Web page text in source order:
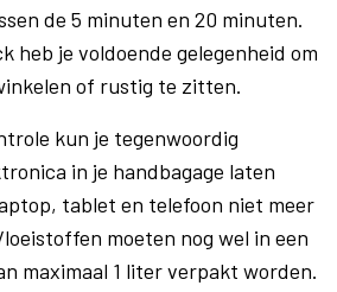
de 5 minuten en 20 minuten.
heb je voldoende gelegenheid om
of rustig te zitten.
kun je tegenwoordig
in je handbagage laten
tablet en telefoon niet meer
moeten nog wel in een
maximaal 1 liter verpakt worden.